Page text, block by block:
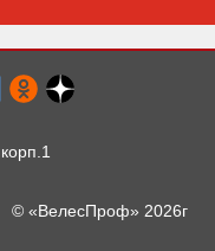
© «ВелесПроф» 2026г